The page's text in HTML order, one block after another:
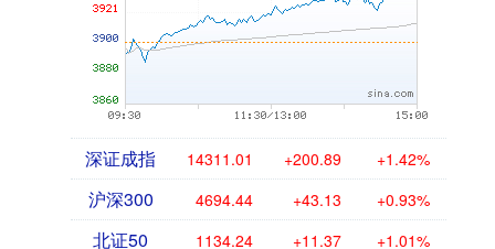
深证成指 14311.01 +200.89 +1.42%
沪深300 4694.44 +43.13 +0.93%
北证50 1134.24 +11.37 +1.01%